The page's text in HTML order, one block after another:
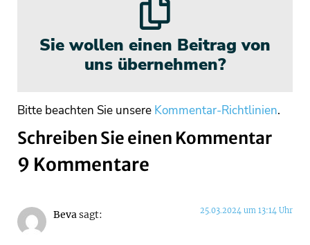
Sie wollen einen Beitrag von
uns übernehmen?
Bitte beachten Sie unsere Kommentar-Richtlinien.
Schreiben Sie einen Kommentar
9 Kommentare
Bevasagt: 25.03.2024 um 13:14 Uhr